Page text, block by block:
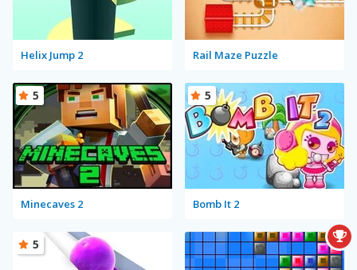
Helix Jump 2 Rail Maze Puzzle
Minecaves 2
5
Bomb It 2
5
5